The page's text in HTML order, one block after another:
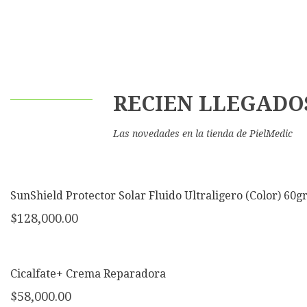
RECIEN
Las novedades en la tienda de PielMedic
SunShield Protector Solar Fluido Ultraligero (Color) 60gr
$128,000.00
Cicalfate+ Crema Reparadora
$58,000.00